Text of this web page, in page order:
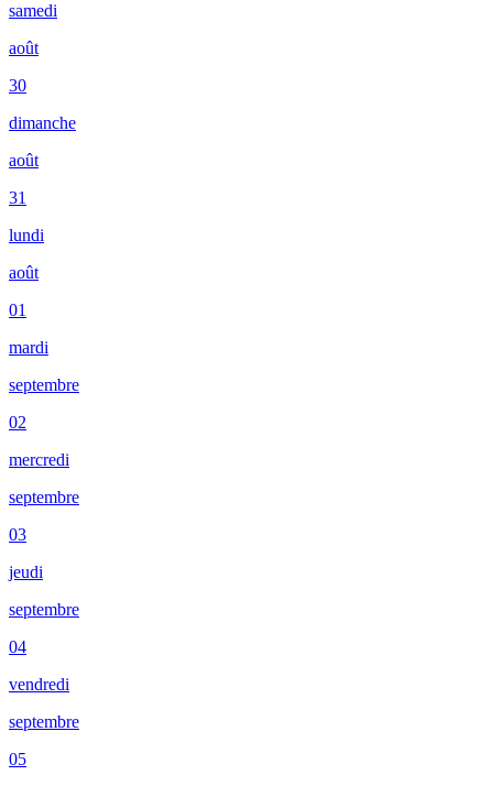
samedi
août
30
dimanche
août
31
lundi
août
01
mardi
septembre
02
mercredi
septembre
03
jeudi
septembre
04
vendredi
septembre
05